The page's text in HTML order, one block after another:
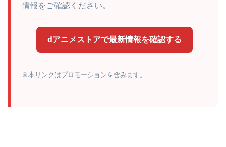
情報をご確認ください。
dアニメストアで最新情報を確認する
※本リンクはプロモーションを含みます。